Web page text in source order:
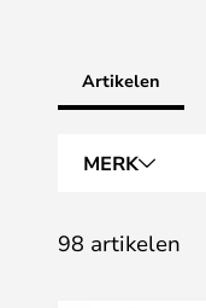
Artikelen
MERK
98 artikelen